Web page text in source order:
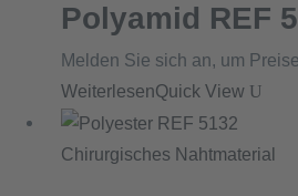
Polyamid REF
Melden Sie sich an, um
WeiterlesenQuick View
Chirurgisches Nahtmaterial